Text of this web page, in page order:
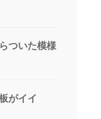
ついた模様
がイイ